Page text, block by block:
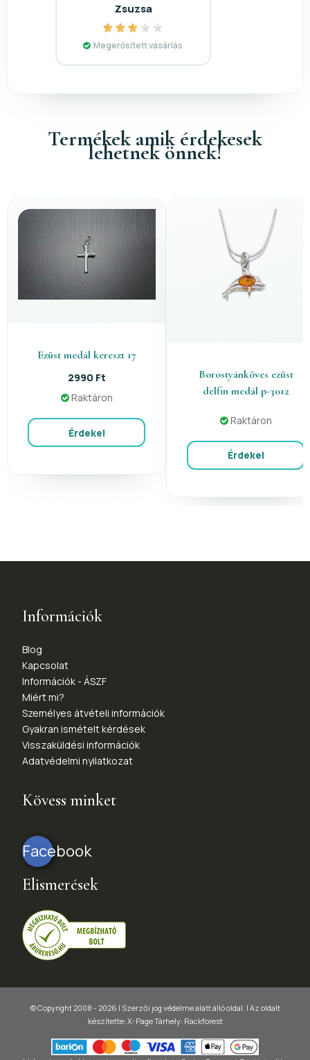
Zsuzsa
Megerősített vásárlás
Termékek amik érdekesek
lehetnek önnek!
Ezüst medál kereszt 17
2990 Ft
Raktáron
Érdekel
Borostyánköves ezüst
delfin medál p-3012
Raktáron
Érdekel
Információk
Blog
Kapcsolat
Információk - ÁSZF
Miért mi?
Személyes átvételi információk
Gyakran ismételt kérdések
Visszaküldési információk
Adatvédelmi nyilatkozat
Kövess minket
Facebook
Elismerések
© Copyright 2008 - 2026 | Szerzői jog védelme alatt álló oldal. | Az oldalt
készítette: X-PageTárhely: Rackforest